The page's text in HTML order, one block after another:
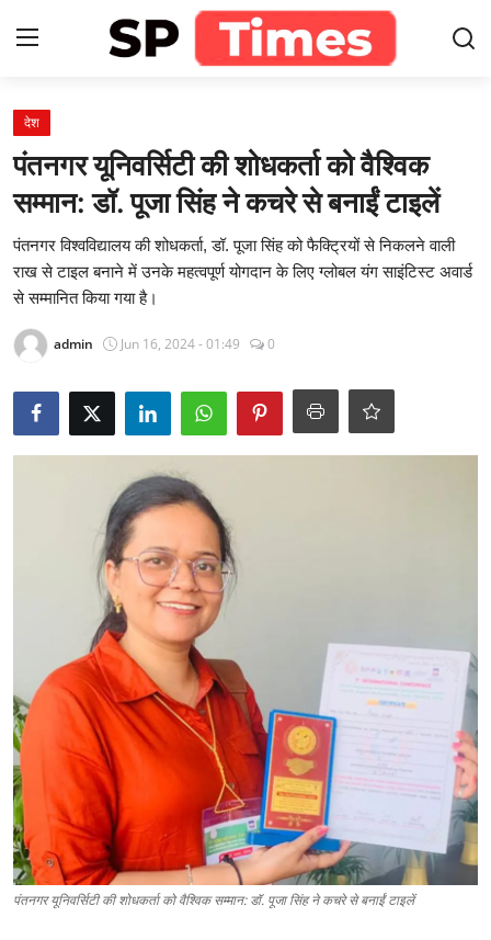
Contact
About
खेल
राजस्थान
मनोरंजन
बिज़नेस
English
देश
पंतनगर यूनिवर्सिटी की शोधकर्ता को वैश्विक
सम्मान: डॉ. पूजा सिंह ने कचरे से बनाईं टाइलें
पंतनगर विश्वविद्यालय की शोधकर्ता, डॉ. पूजा सिंह को फैक्ट्रियों से निकलने वाली
राख से टाइल बनाने में उनके महत्वपूर्ण योगदान के लिए ग्लोबल यंग साइंटिस्ट अवार्ड
से सम्मानित किया गया है।
admin Jun 16, 2024 - 01:49 0
पंतनगर यूनिवर्सिटी की शोधकर्ता को वैश्विक सम्मान: डॉ. पूजा सिंह ने कचरे से बनाईं टाइलें